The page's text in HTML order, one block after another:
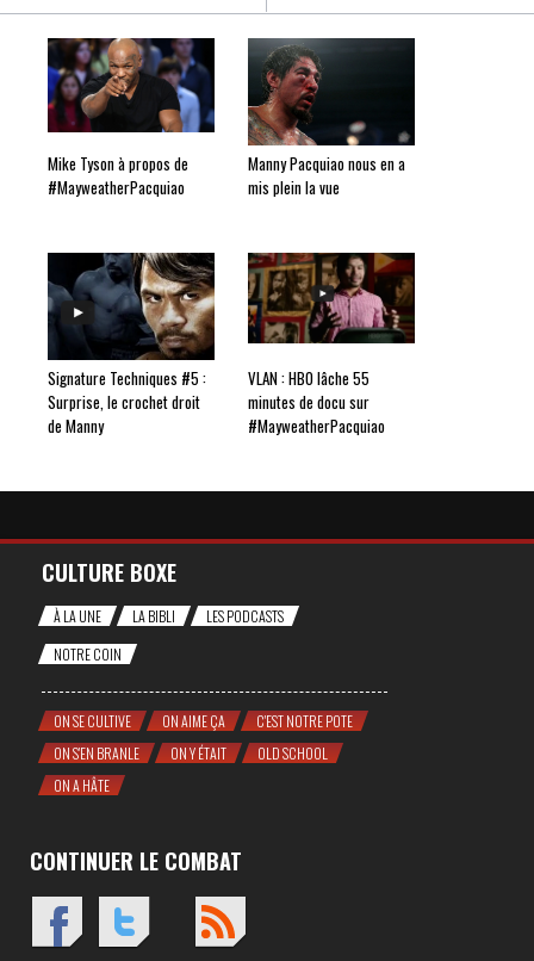
Mike Tyson à propos de
#MayweatherPacquiao
Manny Pacquiao nous en a
mis plein la vue
Signature Techniques #5 :
Surprise, le crochet droit
de Manny
VLAN : HBO lâche 55
minutes de docu sur
#MayweatherPacquiao
CULTURE BOXE
À LA UNE LA BIBLI
LES PODCASTS
NOTRE COIN
ON SE CULTIVE ON AIME ÇA
C'EST NOTRE POTE
ON S'EN BRANLE
ON Y ÉTAIT
OLD SCHOOL
ON A HÂTE
CONTINUER LE COMBAT